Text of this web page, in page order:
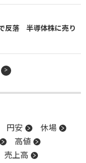
反落 半導体株に売り
円安
休場
高値
売上高